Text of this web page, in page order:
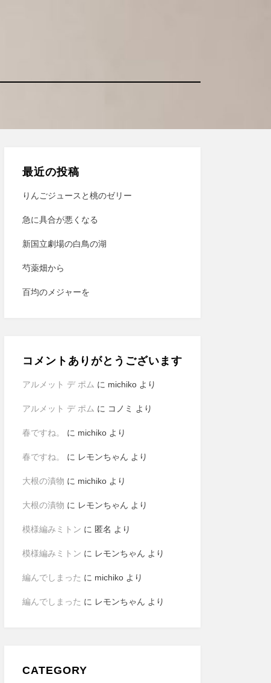
最近の投稿
りんごジュースと桃のゼリー
急に具合が悪くなる
新国立劇場の白鳥の湖
芍薬畑から
百均のメジャーを
コメントありがとうございます
アルメット デ ポム に michikoより
アルメット デ ポム に コノミ より
春ですね。 に michikoより
春ですね。 に レモンちゃん より
大根の漬物 に michikoより
大根の漬物 に レモンちゃん より
模様編みミトン に 匿名 より
模様編みミトン に レモンちゃん より
編んでしまった に michikoより
編んでしまった に レモンちゃん より
CATEGORY